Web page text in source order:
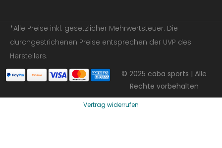
*Alle Preise inkl. gesetzlicher Mehrwertsteuer. Die
durchgestrichenen Preise entsprechen der UVP des
Herstellers.
© 2025 caba sports | Alle
Rechte vorbehalten
Vertrag widerrufen